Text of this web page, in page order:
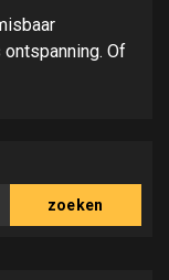
Of
zoeken